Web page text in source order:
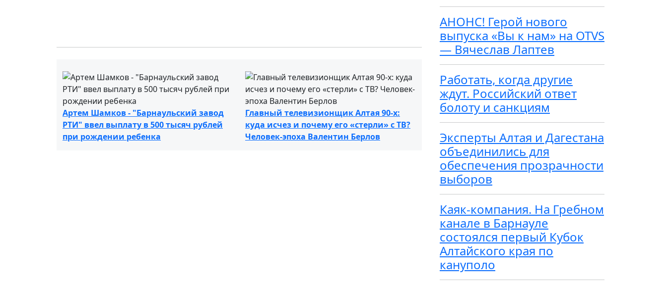
Артем Шамков - "Барнаульский завод
РТИ" ввел выплату в 500 тысяч рублей
при рождении ребенка
Главный телевизионщик Алтая 90-х:
куда исчез и почему его «стерли» с ТВ?
Человек-эпоха Валентин Берлов
АНОНС! Герой нового
выпуска «Вы к нам» на OTVS
— Вячеслав Лаптев
Работать, когда другие
ждут. Российский ответ
болоту и санкциям
Эксперты Алтая и Дагестана
объединились для
обеспечения прозрачности
выборов
Каяк-компания. На Гребном
канале в Барнауле
состоялся первый Кубок
Алтайского края по
кануполо